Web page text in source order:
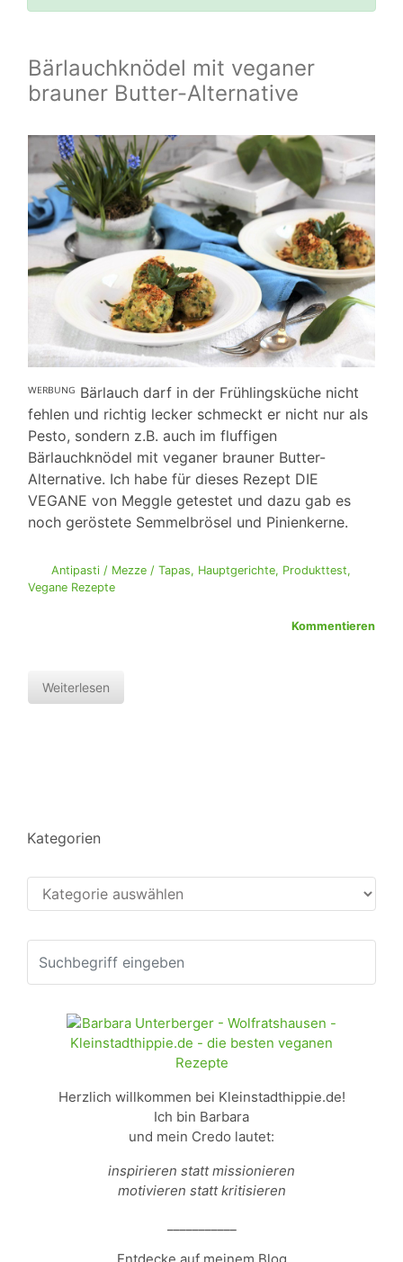
Bärlauchknödel mit veganer
brauner Butter-Alternative
ᵂᴱᴿᴮᵁᴺᴳ Bärlauch darf in der Frühlingsküche nicht
fehlen und richtig lecker schmeckt er nicht nur als
Pesto, sondern z.B. auch im fluffigen
Bärlauchknödel mit veganer brauner Butter-
Alternative. Ich habe für dieses Rezept DIE
VEGANE von Meggle getestet und dazu gab es
noch geröstete Semmelbrösel und Pinienkerne.
Antipasti / Mezze / Tapas, Hauptgerichte, Produkttest,
Vegane Rezepte
Kommentieren
Weiterlesen
Kategorien
Kategorien
Herzlich willkommen bei Kleinstadthippie.de!
Ich bin Barbara
und mein Credo lautet:
inspirieren statt missionieren
motivieren statt kritisieren